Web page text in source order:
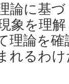
論に基
象を理
理論を
れるわ